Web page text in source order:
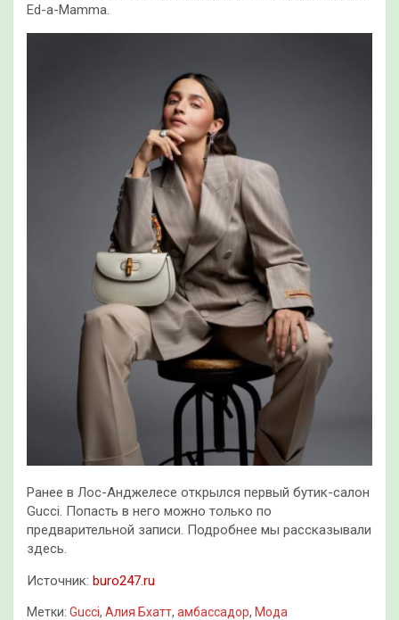
Ed-a-Mamma.
Ранее в Лос-Анджелесе открылся первый бутик-салон
Gucci. Попасть в него можно только по
предварительной записи. Подробнее мы рассказывали
здесь.
Источник: buro247.ru
Метки: Gucci, Алия Бхатт, амбассадор, Мода